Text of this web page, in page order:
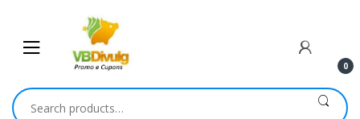
navigation
content
0
Search
for: